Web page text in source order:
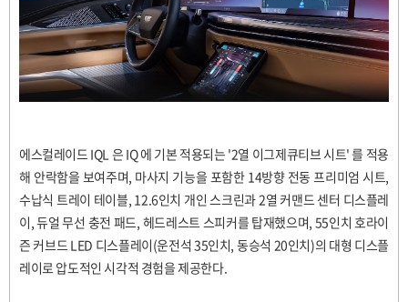
에스컬레이드 IQL 은 IQ 에 기본 적용되는 '2열 이그제큐티브 시트' 를 적용
해 안락함을 보여주며, 마사지 기능을 포함한 14방향 전동 프리미엄 시트,
수납식 트레이 테이블, 12.6인치 개인 스크린과 2열 커맨드 센터 디스플레
이, 듀얼 무선 충전 패드, 헤드레스트 스피커를 탑재했으며, 55인치 호라이
즌 커브드 LED 디스플레이(운전석 35인치, 동승석 20인치)의 대형 디스플
레이로 압도적인 시각적 경험을 제공한다.